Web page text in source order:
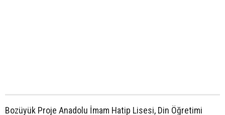
Bozüyük Proje Anadolu İmam Hatip Lisesi, Din Öğretimi